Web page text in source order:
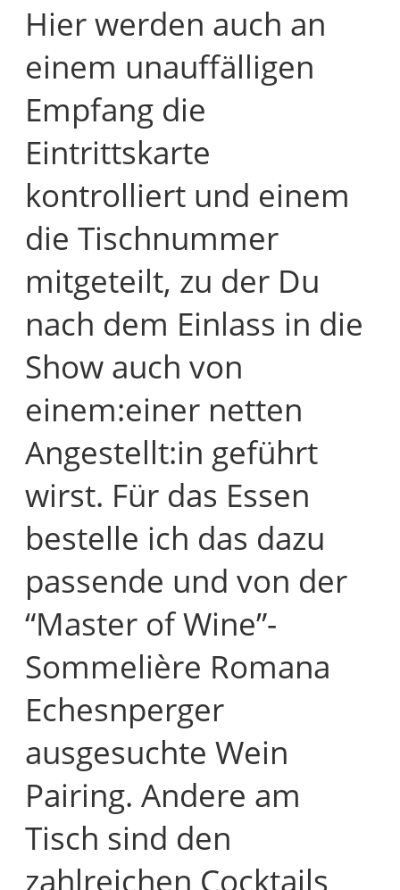
Hier werden auch an
einem unauffälligen
Empfang die
Eintrittskarte
kontrolliert und einem
die Tischnummer
mitgeteilt, zu der Du
nach dem Einlass in die
Show auch von
einem:einer netten
Angestellt:in geführt
wirst. Für das Essen
bestelle ich das dazu
passende und von der
“Master of Wine”-
Sommelière Romana
Echesnperger
ausgesuchte Wein
Pairing. Andere am
Tisch sind den
zahlreichen Cocktails